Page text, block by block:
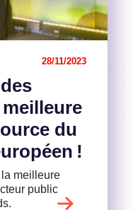
du
!
28/11/2023
meilleure
public